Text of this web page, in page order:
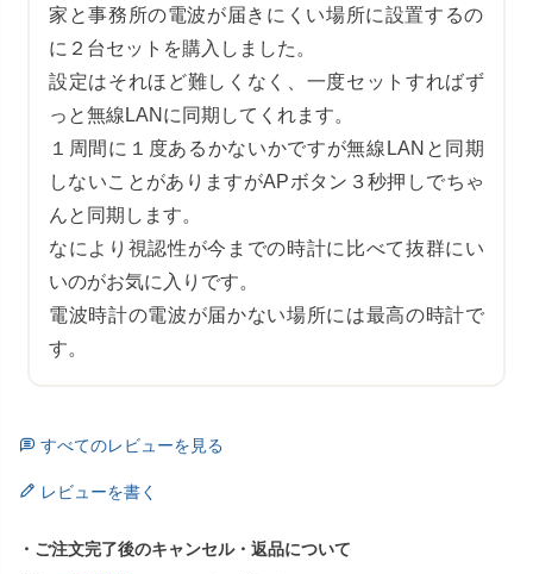
家と事務所の電波が届きにくい場所に設置するの
に２台セットを購入しました。
設定はそれほど難しくなく、一度セットすればず
っと無線LANに同期してくれます。
１周間に１度あるかないかですが無線LANと同期
しないことがありますがAPボタン３秒押しでちゃ
んと同期します。
なにより視認性が今までの時計に比べて抜群にい
いのがお気に入りです。
電波時計の電波が届かない場所には最高の時計で
す。
すべてのレビューを見る
レビューを書く
・ご注文完了後のキャンセル・返品について